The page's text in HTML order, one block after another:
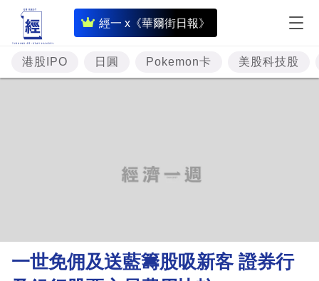
經一 x《華爾街日報》
即
時
財
經
理
財
港股IPO 日圓 Pokemon卡 美股科技股
一世免佣及送藍籌股吸新客 證券行